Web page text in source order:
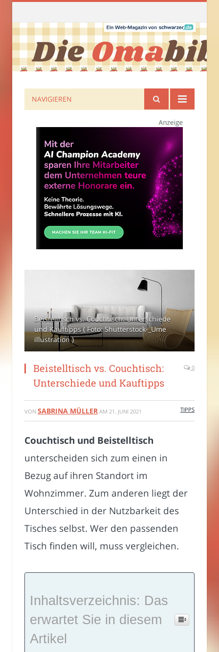
NAVIGIEREN
Beistelltisch vs. Couchtisch: Unterschiede
und Kauftipps ( Foto: Shutterstock-_Ume
illustration )
Beistelltisch vs. Couchtisch:
Unterschiede und Kauftipps
0
VON SABRINA MÜLLER AM 21. JUNI 2021 TIPPS
Couchtisch und Beistelltisch
unterscheiden sich zum einen in
Bezug auf ihren Standort im
Wohnzimmer. Zum anderen liegt der
Unterschied in der Nutzbarkeit des
Tisches selbst. Wer den passenden
Tisch finden will, muss vergleichen.
Inhaltsverzeichnis: Das
erwartet Sie in diesem
Artikel